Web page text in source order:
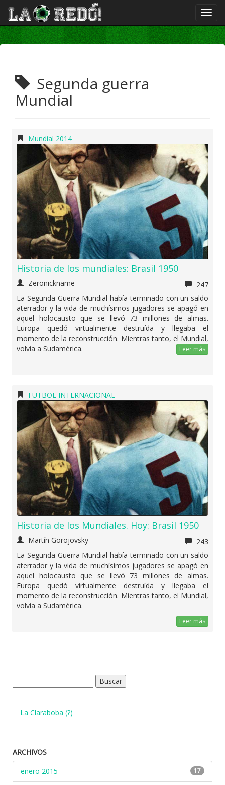
Segunda guerra
Mundial
Mundial 2014
Historia de los mundiales: Brasil 1950
Zeronickname
247
La Segunda Guerra Mundial había terminado con un saldo
aterrador y la vida de muchísimos jugadores se apagó en
aquel holocausto que se llevó 73 millones de almas.
Europa quedó virtualmente destruída y llegaba el
momento de la reconstrucción. Mientras tanto, el Mundial,
volvía a Sudamérica.
Leer más
FUTBOL INTERNACIONAL
Historia de los Mundiales. Hoy: Brasil 1950
Martín Gorojovsky
243
La Segunda Guerra Mundial había terminado con un saldo
aterrador y la vida de muchísimos jugadores se apagó en
aquel holocausto que se llevó 73 millones de almas.
Europa quedó virtualmente destruída y llegaba el
momento de la reconstrucción. Mientras tanto, el Mundial,
volvía a Sudamérica.
Leer más
La Claraboba (?)
ARCHIVOS
enero 2015
17